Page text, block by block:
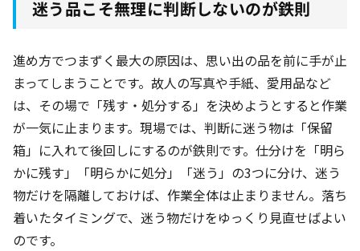
迷う品こそ無理に判断しないのが鉄則
進め方でつまずく最大の原因は、思い出の品を前に手が止
まってしまうことです。故人の写真や手紙、愛用品など
は、その場で「残す・処分する」を決めようとすると作業
が一気に止まります。現場では、判断に迷う物は「保留
箱」に入れて後回しにするのが鉄則です。仕分けを「明ら
かに残す」「明らかに処分」「迷う」の3つに分け、迷う
物だけを隔離しておけば、作業全体は止まりません。落ち
着いたタイミングで、迷う物だけをゆっくり見直せばよい
のです。